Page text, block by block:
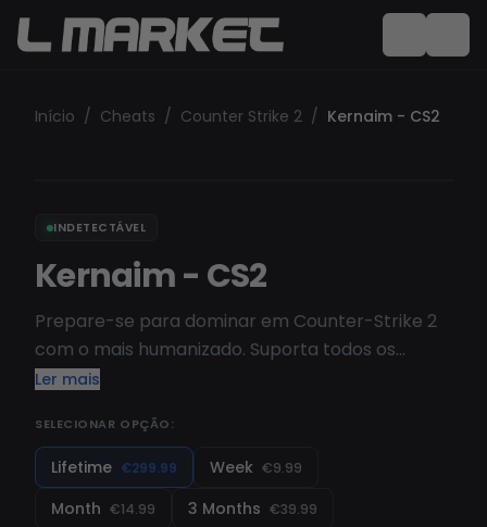
Início / Cheats / Counter Strike 2 / Kernaim - CS2
INDETECTÁVEL
Kernaim - CS2
Prepare-se para dominar em Counter-Strike 2
com o mais humanizado. Suporta todos os
computadores.
Ler mais
SELECIONAR OPÇÃO:
Lifetime €299.99 Week €9.99
Month €14.99 3 Months €39.99